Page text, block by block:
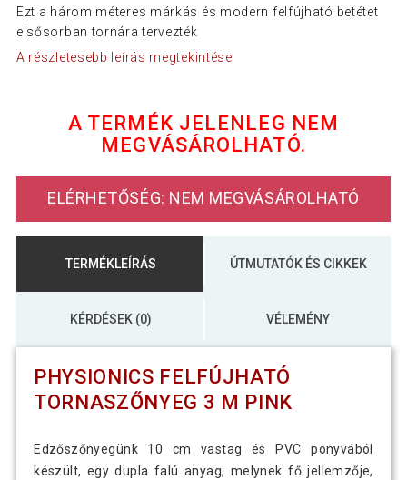
Ezt a három méteres márkás és modern felfújható betétet
elsősorban tornára tervezték
A részletesebb leírás megtekintése
A TERMÉK JELENLEG NEM
MEGVÁSÁROLHATÓ.
ELÉRHETŐSÉG: NEM MEGVÁSÁROLHATÓ
TERMÉKLEÍRÁS ÚTMUTATÓK ÉS CIKKEK
KÉRDÉSEK (0) VÉLEMÉNY
PHYSIONICS FELFÚJHATÓ
TORNASZŐNYEG 3 M PINK
Edzőszőnyegünk 10 cm vastag és PVC ponyvából
készült, egy dupla falú anyag, melynek fő jellemzője,